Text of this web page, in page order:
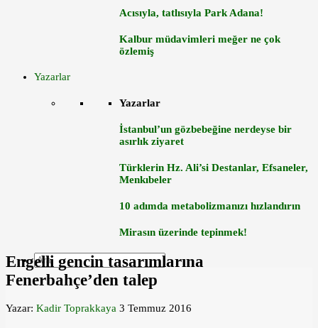
Acısıyla, tatlısıyla Park Adana!
Kalbur müdavimleri meğer ne çok
özlemiş
Yazarlar
Yazarlar
İstanbul’un gözbebeğine nerdeyse bir
asırlık ziyaret
Türklerin Hz. Ali’si Destanlar, Efsaneler,
Menkıbeler
10 adımda metabolizmanızı hızlandırın
Mirasın üzerinde tepinmek!
Engelli gencin tasarımlarına
Fenerbahçe’den talep
Yazar: Kadir Toprakkaya 3 Temmuz 2016